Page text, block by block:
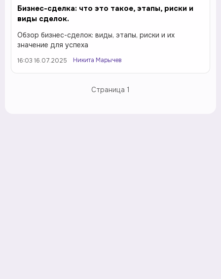
Бизнес-сделка: что это такое, этапы, риски и
виды сделок.
Обзор бизнес-сделок: виды, этапы, риски и их
значение для успеха
16:03 16.07.2025 Никита Марычев
Страница 1